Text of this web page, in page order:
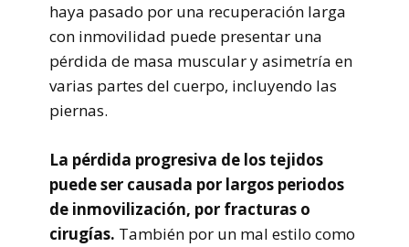
haya pasado por una recuperación larga
con inmovilidad puede presentar una
pérdida de masa muscular y asimetría en
varias partes del cuerpo, incluyendo las
piernas.
La pérdida progresiva de los tejidos
puede ser causada por largos periodos
de inmovilización, por fracturas o
cirugías. También por un mal estilo como